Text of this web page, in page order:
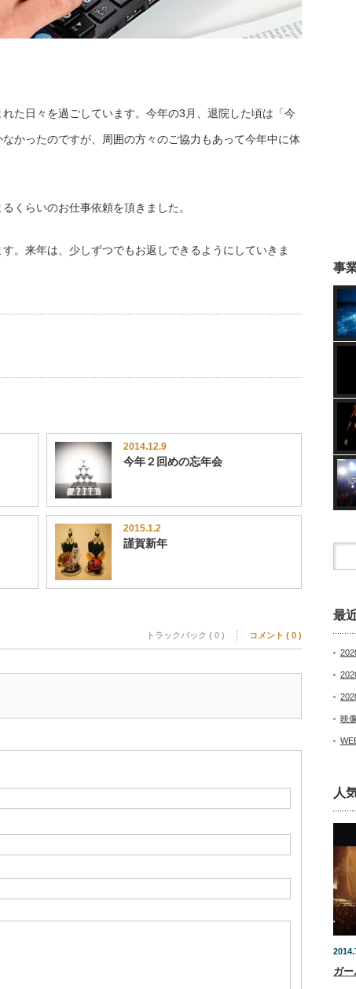
た日々を過ごしています。今年の3月、退院した頃は「今
かったのですが、周囲の方々のご協力もあって今年中に体
くらいのお仕事依頼を頂きました。
。来年は、少しずつでもお返しできるようにしていきま
2014.12.9
今年２回めの忘年会
2015.1.2
謹賀新年
トラックバック ( 0 ) コメント ( 0 )
事
最
映
人
ガ